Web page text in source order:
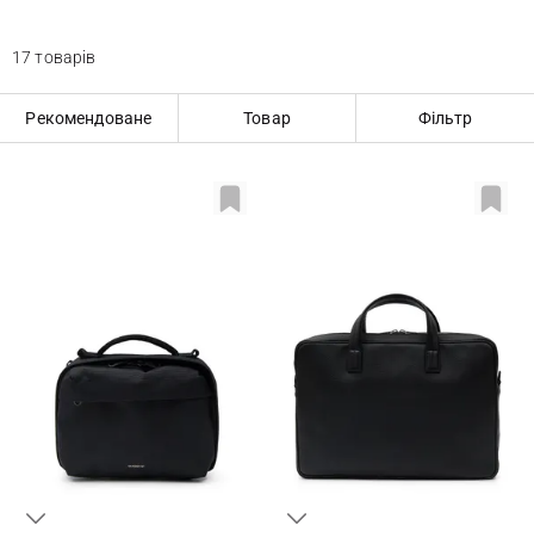
17 товарів
Рекомендоване Товар Фільтр